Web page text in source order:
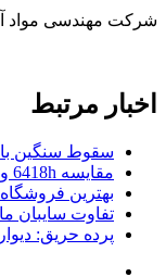
شرکت مهندسی مواد
اخبار مرتبط
سقوط سنگین
مقایسه 6418h و 6558q در سرور اینتل
بهترین
تفاوت سایبان
پرده حریق: